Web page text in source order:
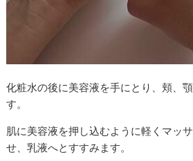
化粧水の後に美容液を手にとり、頬、
す。
肌に美容液を押し込むように軽くマッ
せ、乳液へとすすみます。